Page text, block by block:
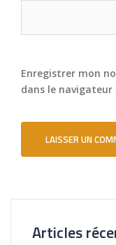
Enregistrer mon
dans le
Articles